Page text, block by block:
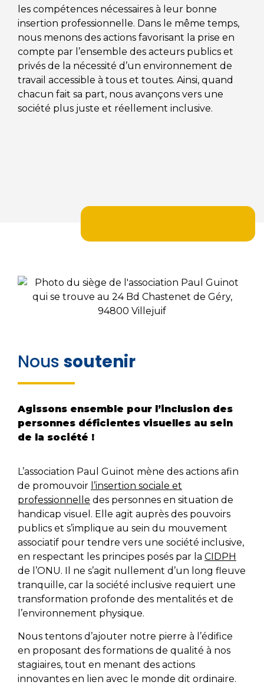
les compétences nécessaires à leur bonne
insertion professionnelle. Dans le même temps,
nous menons des actions favorisant la prise en
compte par l’ensemble des acteurs publics et
privés de la nécessité d’un environnement de
travail accessible à tous et toutes. Ainsi, quand
chacun fait sa part, nous avançons vers une
société plus juste et réellement inclusive.
Nous soutenir
Agissons ensemble pour l’inclusion des
personnes déficientes visuelles au sein
de la société !
L’association Paul Guinot mène des actions afin
de promouvoir l’insertion sociale et
professionnelle des personnes en situation de
handicap visuel. Elle agit auprès des pouvoirs
publics et s’implique au sein du mouvement
associatif pour tendre vers une société inclusive,
en respectant les principes posés par la CIDPH
de l’ONU. Il ne s’agit nullement d’un long fleuve
tranquille, car la société inclusive requiert une
transformation profonde des mentalités et de
l’environnement physique.
Nous tentons d’ajouter notre pierre à l’édifice
en proposant des formations de qualité à nos
stagiaires, tout en menant des actions
innovantes en lien avec le monde dit ordinaire.